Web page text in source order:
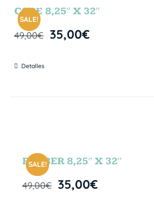
SALE!
NTE
CORE 8,25″ X 32″
49,00€ 35,00€
Detalles
SALE!
RUBBER 8,25″ X 32″
49,00€ 35,00€